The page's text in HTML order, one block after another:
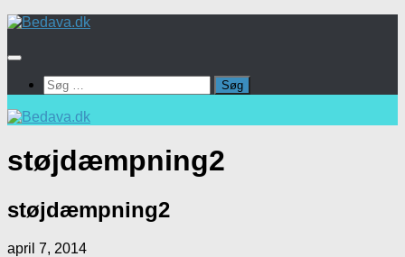
Skip
content
Søg
efter:
støjdæmpning2
støjdæmpning2
april 7, 2014